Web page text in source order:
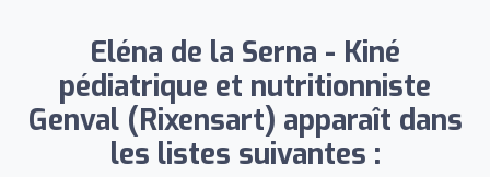
Eléna de la Serna - Kiné
pédiatrique et nutritionniste
Genval (Rixensart) apparaît dans
les listes suivantes :